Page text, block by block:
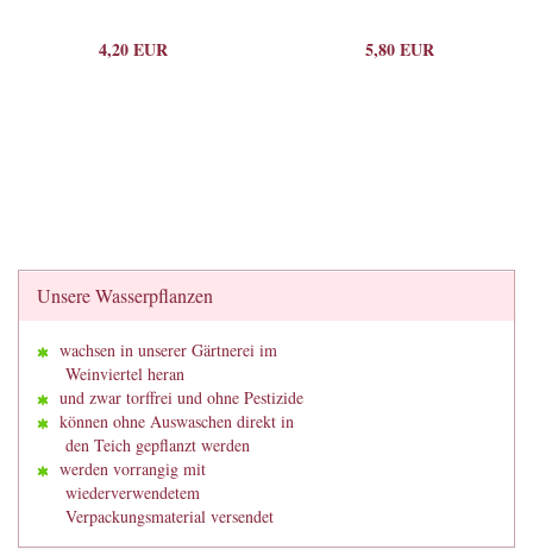
4,20 EUR 5,80 EUR
Unsere Wasserpflanzen
wachsen in unserer Gärtnerei im
Weinviertel heran
und zwar torffrei und ohne Pestizide
können ohne Auswaschen direkt in
den Teich gepflanzt werden
werden vorrangig mit
wiederverwendetem
Verpackungsmaterial versendet